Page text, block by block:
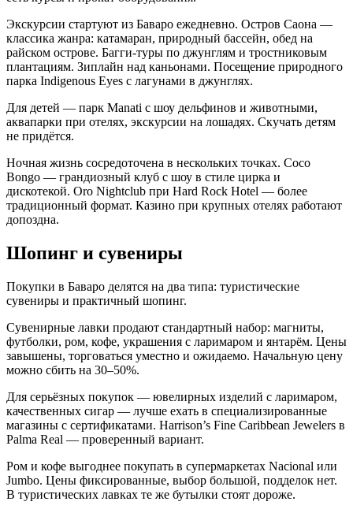
Экскурсии стартуют из Баваро ежедневно. Остров Саона —
классика жанра: катамаран, природный бассейн, обед на
райском острове. Багги-туры по джунглям и тростниковым
плантациям. Зиплайн над каньонами. Посещение природного
парка Indigenous Eyes с лагунами в джунглях.
Для детей — парк Manati с шоу дельфинов и животными,
аквапарки при отелях, экскурсии на лошадях. Скучать детям
не придётся.
Ночная жизнь сосредоточена в нескольких точках. Coco
Bongo — грандиозный клуб с шоу в стиле цирка и
дискотекой. Oro Nightclub при Hard Rock Hotel — более
традиционный формат. Казино при крупных отелях работают
допоздна.
Шопинг и сувениры
Покупки в Баваро делятся на два типа: туристические
сувениры и практичный шопинг.
Сувенирные лавки продают стандартный набор: магниты,
футболки, ром, кофе, украшения с ларимаром и янтарём. Цены
завышены, торговаться уместно и ожидаемо. Начальную цену
можно сбить на 30–50%.
Для серьёзных покупок — ювелирных изделий с ларимаром,
качественных сигар — лучше ехать в специализированные
магазины с сертификатами. Harrison’s Fine Caribbean Jewelers в
Palma Real — проверенный вариант.
Ром и кофе выгоднее покупать в супермаркетах Nacional или
Jumbo. Цены фиксированные, выбор большой, подделок нет.
В туристических лавках те же бутылки стоят дороже.